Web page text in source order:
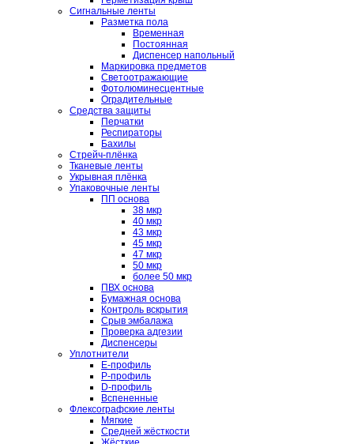
Сигнальные ленты
Разметка пола
Временная
Постоянная
Диспенсер напольный
Маркировка предметов
Светоотражающие
Фотолюминесцентные
Оградительные
Средства защиты
Перчатки
Респираторы
Бахилы
Стрейч-плёнка
Тканевые ленты
Укрывная плёнка
Упаковочные ленты
ПП основа
38 мкр
40 мкр
43 мкр
45 мкр
47 мкр
50 мкр
более 50 мкр
ПВХ основа
Бумажная основа
Контроль вскрытия
Срыв эмбалажа
Проверка адгезии
Диспенсеры
Уплотнители
E-профиль
P-профиль
D-профиль
Вспененные
Флексографские ленты
Мягкие
Средней жёсткости